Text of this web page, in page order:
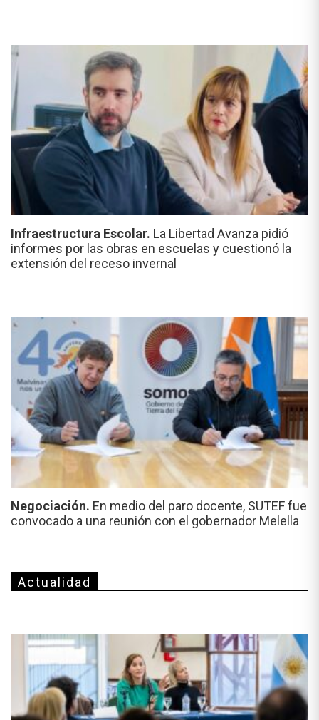
Infraestructura Escolar. La Libertad Avanza pidió
informes por las obras en escuelas y cuestionó la
extensión del receso invernal
Negociación. En medio del paro docente, SUTEF fue
convocado a una reunión con el gobernador Melella
Actualidad